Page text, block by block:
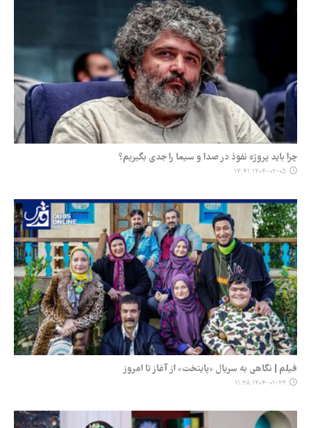
چرا باید پروژه نفوذ در صدا و سیما را جدی بگیریم؟
۱۴۰۴-۰۲-۰۵ ۱۴:۴۱
فیلم | نگاهی به سریال «پایتخت» از آغاز تا امروز
۱۴۰۴-۰۱-۲۳ ۱۱:۳۸